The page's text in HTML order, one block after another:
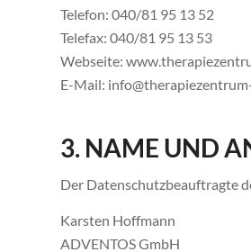
Telefon: 040/81 95 13 52
Telefax: 040/81 95 13 53
Webseite:
E-Mail:
3. NAME UND
Der Datenschutzbeauftragte
Karsten Hoffmann
ADVENTOS GmbH